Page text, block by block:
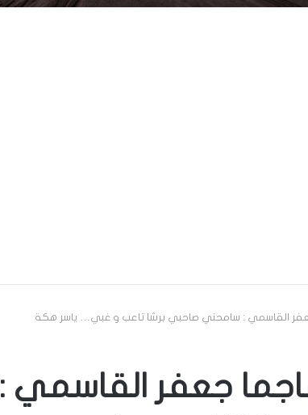
القاسمي : سامحني صاحبي برشا تاعب و غبي… ياسر هكة
جعفر القاسمي :